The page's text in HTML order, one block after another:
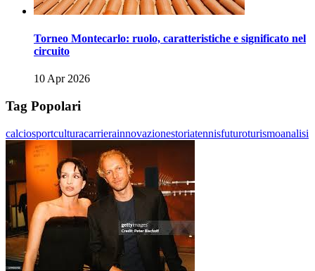
Torneo Montecarlo: ruolo, caratteristiche e significato nel
circuito
10 Apr 2026
Tag Popolari
calciosportculturacarrierainnovazionestoriatennisfuturoturismoanalisi